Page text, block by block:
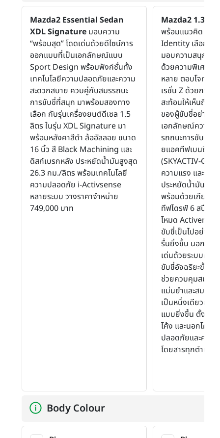
Mazda2 Essential Sedan
XDL Signature มอบความ
“พร้อมสุด” โดดเด่นด้วยดีไซน์การ
ออกแบบที่เป็นเอกลักษณ์แบบ
Sport Design พร้อมฟังก์ชั่นทั้ง
เทคโนโลยีความปลอดภัยและความ
สะดวกสบาย ควบคู่กับสมรรถนะ
การขับขี่ที่สนุก มาพร้อมสองทาง
เลือก กับรุ่นเครื่องยนต์ดีเซล 1.5
ลิตร ในรุ่น XDL Signature มา
พร้อมหลังคาสีดำ ล้ออัลลอย ขนาด
16 นิ้ว สี Black Machining และ
ดิสก์เบรกหลัง ประหยัดน้ำมันสูงสุด
26.3 กม./ลิตร พร้อมเทคโนโลยี
ความปลอดภัย i-Activsense
หลายระบบ วางราคาจำหน่าย
749,000 บาท
Mazda2 1.3
พร้อมแนวคิด
Identity เลือกต่าง
มอบความสนุกอย่
ด้วยความพิเศษข
หลาย ตอบโจทย์วั
เรชั่น Z ด้วยการ
สะท้อนให้เห็นถึง
ของผู้ขับขี่อย่างชั
เอกลักษณ์ความโ
รถถนะการขับขี่ด้
ยแอคทีฟเบนซิน
(SKYACTIV-G) ที่
ความแรง และกา
ประหยัดน้ำมันถึง
พร้อมด้วยเกียร์อั
ทีฟไดรฟ์ 6 สปีด
โหมด
ขับขี่เป็นไปอย่างส
รื่นยิ่งขึ้น นอกจา
เด่นด้วยระบบคว
ขับขี่อัจฉริยะขั้นสู
ช่วยควบคุมสมรรถ
แม่นยําและสมดุล
เป็นหนึ่งเดียวกับ
แบบยิ่งขึ้น ตั้งแต่ก่
โค้ง และนอกโค้ง
ปลอดภัยและควา
โดยสารทุกตำแหน่
Body Colour